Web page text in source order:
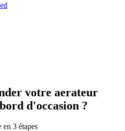
votre aerateur
d'occasion ?
en 3 étapes